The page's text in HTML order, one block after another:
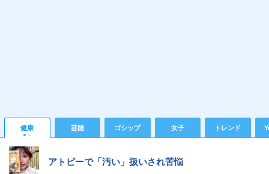
健康 芸能 ゴシップ 女子 トレンド
アトピーで「汚い」扱いされ苦悩